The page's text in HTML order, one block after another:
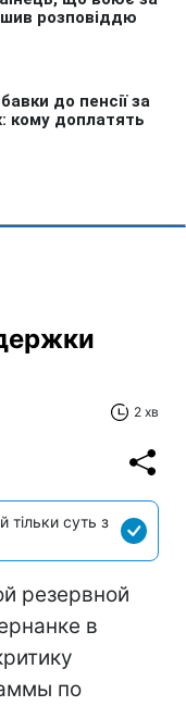
2 хв
суть з
резервной
в
по